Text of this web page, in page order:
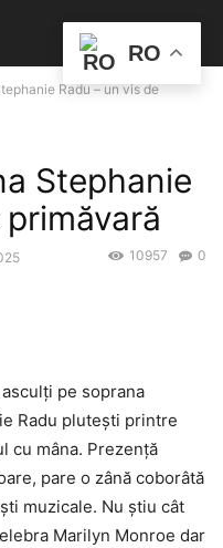
Radu – un vis de
Stephanie
0
10957
pe soprana
Radu plutești printre
cu mâna. Prezență
pare o zână coborâtă
muzicale. Nu știu cât
Marilyn Monroe dar
RO